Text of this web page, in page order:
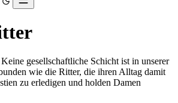
gesellschaftliche Schicht ist in unserer
wie die Ritter, die ihren Alltag damit
zu erledigen und holden Damen